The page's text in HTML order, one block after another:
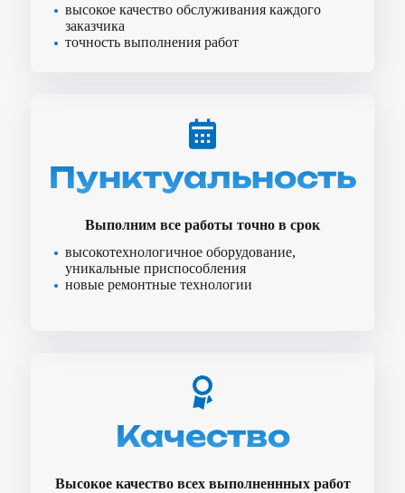
высокое качество обслуживания каждого
заказчика
точность выполнения работ
Пунктуальность
Выполним все работы точно в срок
высокотехнологичное оборудование,
уникальные приспособления
новые ремонтные технологии
Качество
Высокое качество всех выполненнных работ